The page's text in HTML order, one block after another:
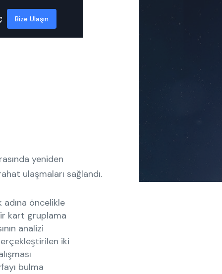
Bize Ulaşın
yeniden
ulaşmaları sağlandı.
öncelikle
kart gruplama
analizi
iki
bulma